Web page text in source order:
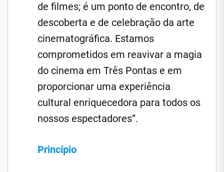
de filmes; é um ponto de encontro, de
descoberta e de celebração da arte
cinematográfica. Estamos
comprometidos em reavivar a magia
do cinema em Três Pontas e em
proporcionar uma experiência
cultural enriquecedora para todos os
nossos espectadores”.
Princípio